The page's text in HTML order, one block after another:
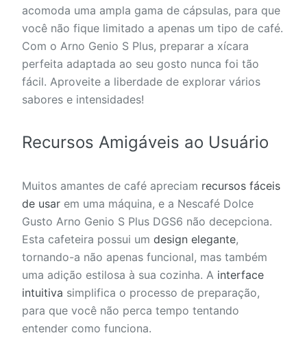
acomoda uma ampla gama de cápsulas, para que
você não fique limitado a apenas um tipo de café.
Com o Arno Genio S Plus, preparar a xícara
perfeita adaptada ao seu gosto nunca foi tão
fácil. Aproveite a liberdade de explorar vários
sabores e intensidades!
Recursos Amigáveis ao Usuário
Muitos amantes de café apreciam recursos fáceis
de usar em uma máquina, e a Nescafé Dolce
Gusto Arno Genio S Plus DGS6 não decepciona.
Esta cafeteira possui um design elegante,
tornando-a não apenas funcional, mas também
uma adição estilosa à sua cozinha. A interface
intuitiva simplifica o processo de preparação,
para que você não perca tempo tentando
entender como funciona.